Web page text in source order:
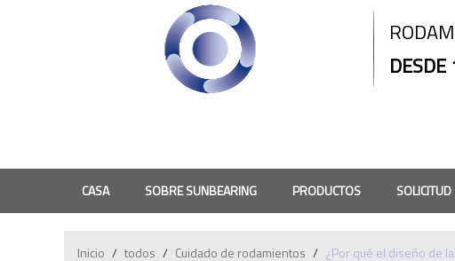
CASA SOBRE SUNBEARING PRODUCTOS SOLICITUD
Inicio / todos / Cuidado de rodamientos / ¿Por qué el diseño de